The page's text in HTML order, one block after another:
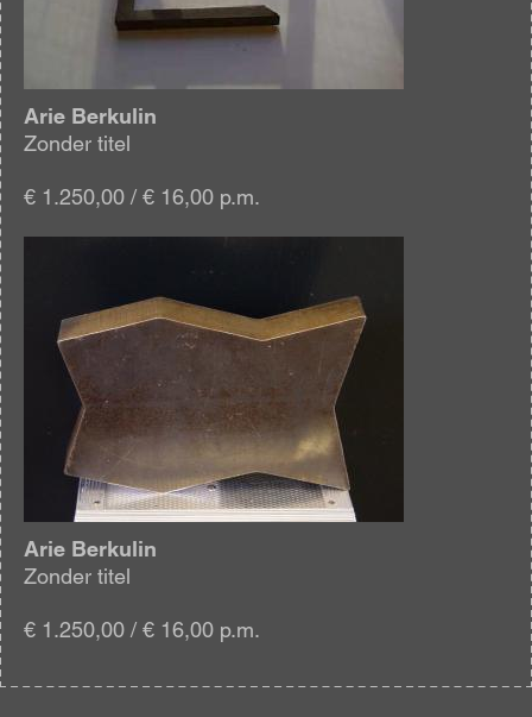
Arie Berkulin
Zonder titel
€ 1.250,00 / € 16,00 p.m.
Arie Berkulin
Zonder titel
€ 1.250,00 / € 16,00 p.m.